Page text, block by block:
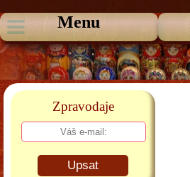
Menu
Zpravodaje
Upsat